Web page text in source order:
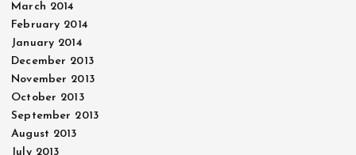
March 2014
February 2014
January 2014
December 2013
November 2013
October 2013
September 2013
August 2013
July 2013